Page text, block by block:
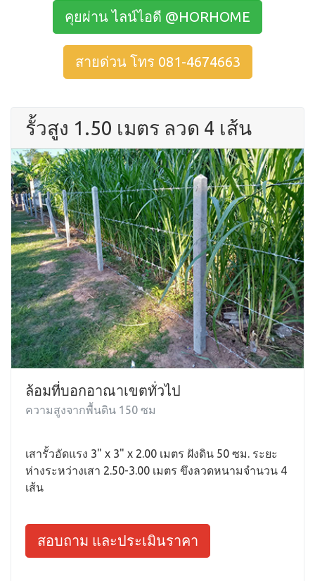
คุยผ่าน ไลน์ไอดี @HORHOME
สายด่วน โทร 081-4674663
รั้วสูง 1.50 เมตร ลวด 4 เส้น
ล้อมที่บอกอาณาเขตทั่วไป
ความสูงจากพื้นดิน 150 ซม
เสารั้วอัดแรง 3" x 3" x 2.00 เมตร ฝังดิน 50 ซม. ระยะ
ห่างระหว่างเสา 2.50-3.00 เมตร ขึงลวดหนามจำนวน 4
เส้น
สอบถาม และประเมินราคา